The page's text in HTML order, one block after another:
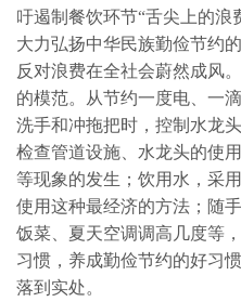
吁遏制餐饮环节“舌尖上的浪
大力弘扬中华民族勤俭节约
反对浪费在全社会蔚然成风
的模范。从节约一度电、一
洗手和冲拖把时，控制水龙
检查管道设施、水龙头的使
等现象的发生；饮用水，采
使用这种最经济的方法；随
饭菜、夏天空调调高几度等
习惯，养成勤俭节约的好习
落到实处。